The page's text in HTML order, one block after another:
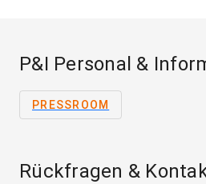
P&I Personal &
PRESSROOM
Rückfragen &